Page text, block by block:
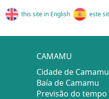
this site in English este
CAMAMU
Cidade de Camamu
Baía de Camamu
Previsão do tempo